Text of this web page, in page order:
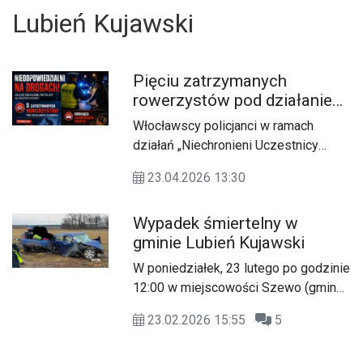
Lubień Kujawski
Pięciu zatrzymanych
rowerzystów pod działaniem
alkoholu w ramach działań
„NURD”
Włocławscy policjanci w ramach
działań „Niechronieni Uczestnicy
wzmożone kontrole na terenie miasta
zatrzymanie pięciu rowerzystów
poruszających się pod działaniem
alkoholu.
23.04.2026 13:30
Wypadek śmiertelny w
gminie Lubień Kujawski
W poniedziałek, 23 lutego po godzinie
12:00 w miejscowości Szewo (gmina
Hondy zjechał z drogi i uderzył w słup
23.02.2026 15:55 5